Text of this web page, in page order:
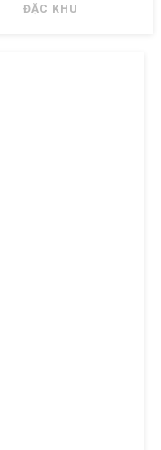
ĐẶC KHU